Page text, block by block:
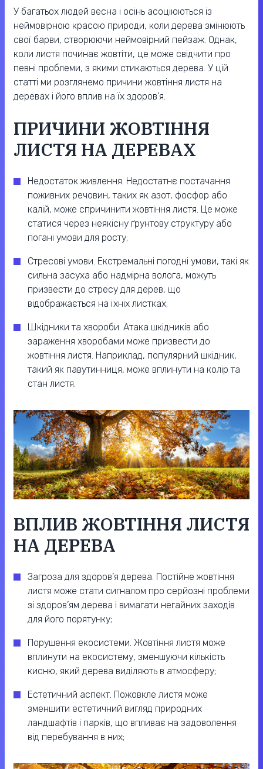
У багатьох людей весна і осінь асоціюються із
неймовірною красою природи, коли дерева змінюють
свої барви, створюючи неймовірний пейзаж. Однак,
коли листя починає жовтіти, це може свідчити про
певні проблеми, з якими стикаються дерева. У цій
статті ми розглянемо причини жовтіння листя на
деревах і його вплив на їх здоров’я.
ПРИЧИНИ ЖОВТІННЯ
ЛИСТЯ НА ДЕРЕВАХ
Недостаток живлення. Недостатнє постачання
поживних речовин, таких як азот, фосфор або
калій, може спричинити жовтіння листя. Це може
статися через неякісну ґрунтову структуру або
погані умови для росту;
Стресові умови. Екстремальні погодні умови, такі як
сильна засуха або надмірна волога, можуть
призвести до стресу для дерев, що
відображається на їхніх листках;
Шкідники та хвороби. Атака шкідників або
зараження хворобами може призвести до
жовтіння листя. Наприклад, популярний шкідник,
такий як павутинниця, може вплинути на колір та
стан листя.
ВПЛИВ ЖОВТІННЯ ЛИСТЯ
НА ДЕРЕВА
Загроза для здоров’я дерева. Постійне жовтіння
листя може стати сигналом про серйозні проблеми
зі здоров’ям дерева і вимагати негайних заходів
для його порятунку;
Порушення екосистеми. Жовтіння листя може
вплинути на екосистему, зменшуючи кількість
кисню, який дерева виділяють в атмосферу;
Естетичний аспект. Пожовкле листя може
зменшити естетичний вигляд природних
ландшафтів і парків, що впливає на задоволення
від перебування в них;